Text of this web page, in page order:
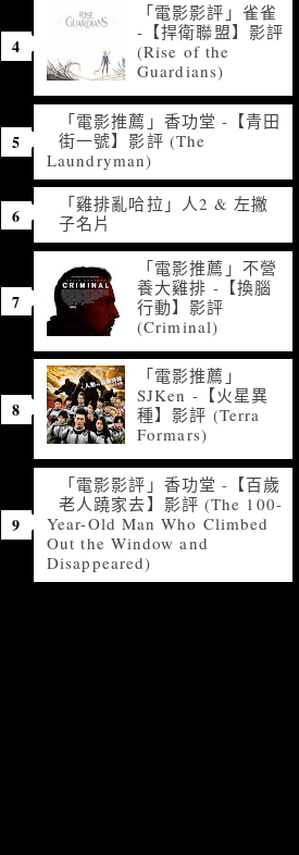
「電影影評」雀雀
-【捍衛聯盟】影評
(Rise of the
Guardians)
「電影推薦」香功堂 -【青田
街一號】影評 (The
Laundryman)
「雞排亂哈拉」人2 & 左撇
子名片
「電影推薦」不營
養大雞排 -【換腦
行動】影評
(Criminal)
「電影推薦」
SJKen -【火星異
種】影評 (Terra
Formars)
「電影影評」香功堂 -【百歲
老人蹺家去】影評 (The 100-
Year-Old Man Who Climbed
Out the Window and
Disappeared)